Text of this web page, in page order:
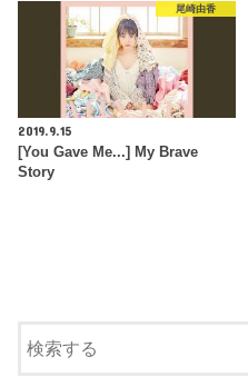
尾崎由香
2019.9.15
[You Gave Me...] My Brave
Story